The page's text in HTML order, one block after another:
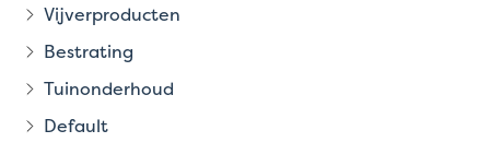
Vijverproducten
Bestrating
Tuinonderhoud
Default